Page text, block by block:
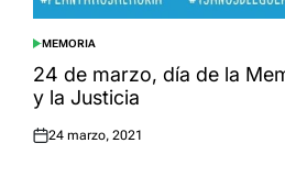
POSTED
IN
MEMORIA
24 de marzo, día de la
y la Justicia
Posted
24 marzo, 2021